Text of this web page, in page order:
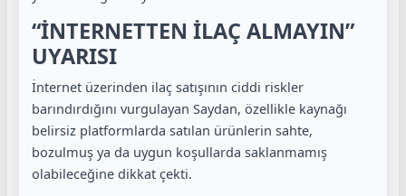
“İNTERNETTEN İLAÇ ALMAYIN”
UYARISI
İnternet üzerinden ilaç satışının ciddi riskler
barındırdığını vurgulayan Saydan, özellikle kaynağı
belirsiz platformlarda satılan ürünlerin sahte,
bozulmuş ya da uygun koşullarda saklanmamış
olabileceğine dikkat çekti.